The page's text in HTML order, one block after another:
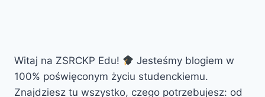
Witaj na ZSRCKP Edu!
Jesteśmy blogiem w
100% poświęconym życiu studenckiemu.
Znajdziesz tu wszystko, czego potrzebujesz: od